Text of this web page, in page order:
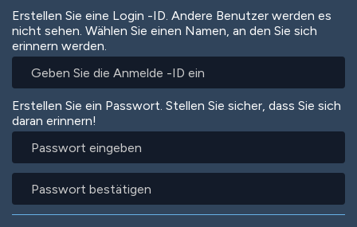
Erstellen Sie eine Login -ID. Andere Benutzer werden es
nicht sehen. Wählen Sie einen Namen, an den Sie sich
erinnern werden.
Erstellen Sie ein Passwort. Stellen Sie sicher, dass Sie sich
daran erinnern!
eingeben
bestätigen